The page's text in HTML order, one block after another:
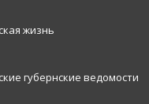
жизнь
губернские ведомости